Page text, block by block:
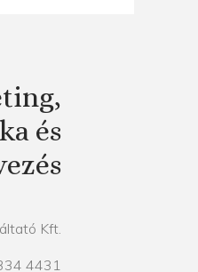
és
Kft.
4431